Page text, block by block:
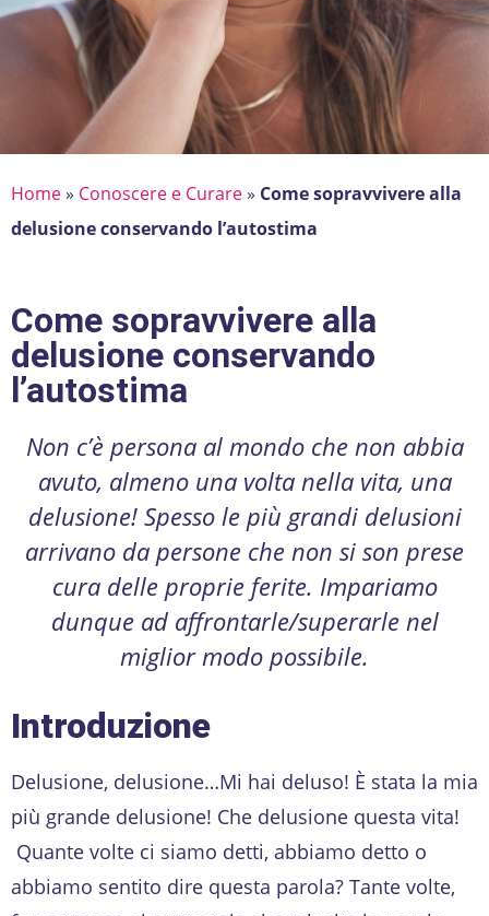
Home» Conoscere e Curare» Come sopravvivere alla
delusione conservando l’autostima
Come sopravvivere alla
delusione conservando
l’autostima
Non c’è persona al mondo che non abbia
avuto, almeno una volta nella vita, una
delusione! Spesso le più grandi delusioni
arrivano da persone che non si son prese
cura delle proprie ferite. Impariamo
dunque ad affrontarle/superarle nel
miglior modo possibile.
Introduzione
Delusione, delusione…Mi hai deluso! È stata la mia
più grande delusione! Che delusione questa vita!
Quante volte ci siamo detti, abbiamo detto o
abbiamo sentito dire questa parola? Tante volte,